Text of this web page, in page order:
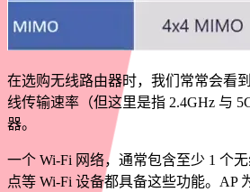
在选购无线路由器时，我们常常会看
线传输速率（但这里是指 2.4GHz 与
器。
一个 Wi-Fi 网络，通常包含至少 1 个
点等 Wi-Fi 设备都具备这些功能。AP